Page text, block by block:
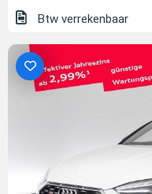
Btw verrekenbaar